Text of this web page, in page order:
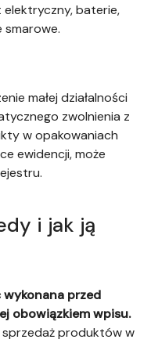
baterie,
smarowe.
małej działalności
zwolnienia z
w opakowaniach
ewidencji, może
i jak ją
przed
obowiązkiem wpisu.
sprzedaż produktów w